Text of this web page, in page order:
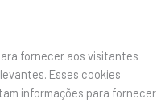
fornecer aos visitantes
Esses cookies
informações para fornecer